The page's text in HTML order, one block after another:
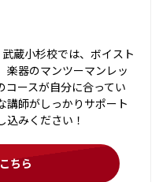
蔵小杉校では、ボイスト
楽器のマンツーマンレッ
コースが自分に合ってい
講師がしっかりサポート
みください！
ちら